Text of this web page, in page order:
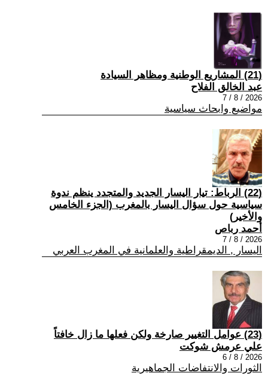
(21) المشاريع الوطنية ومظاهر السيادة
عبد الخالق الفلاح
2026 / 8 / 7
مواضيع وابحاث سياسية
(22) الرباط: تيار اليسار الجديد والمتجدد ينظم ندوة
سياسية حول سؤال اليسار بالمغرب (الجزء الخامس
والأخير)
أحمد رباص
2026 / 8 / 7
اليسار , الديمقراطية والعلمانية في المغرب العربي
(23) عوامل التغيير صارخة ولكن فعلها ما زال خافتاً
علي عرمش شوكت
2026 / 8 / 6
الثورات والانتفاضات الجماهيرية